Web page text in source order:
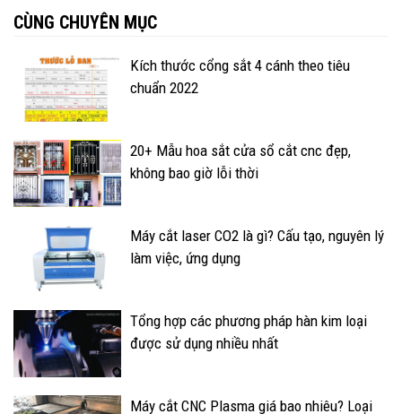
CÙNG CHUYÊN MỤC
Kích thước cổng sắt 4 cánh theo tiêu
chuẩn 2022
20+ Mẫu hoa sắt cửa sổ cắt cnc đẹp,
không bao giờ lỗi thời
Máy cắt laser CO2 là gì? Cấu tạo, nguyên lý
làm việc, ứng dụng
Tổng hợp các phương pháp hàn kim loại
được sử dụng nhiều nhất
Máy cắt CNC Plasma giá bao nhiêu? Loại